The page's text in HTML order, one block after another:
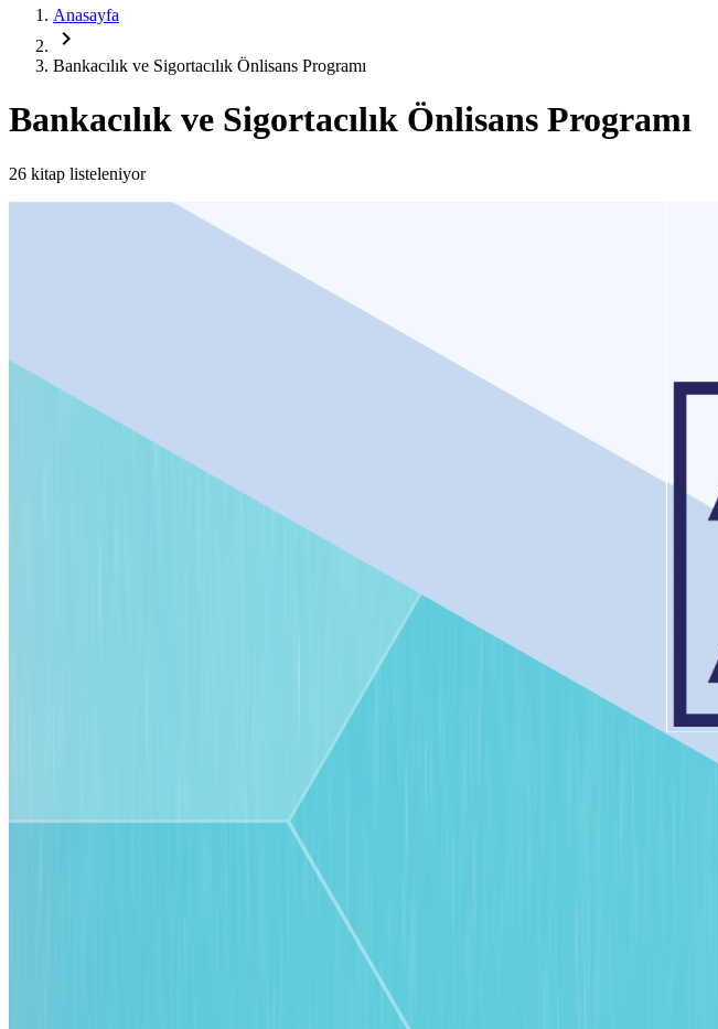
Anasayfa
chevron_right
Bankacılık ve Sigortacılık Önlisans Programı
Bankacılık ve Sigortacılık Önlisans Programı
26 kitap listeleniyor